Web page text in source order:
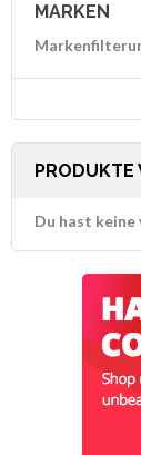
MARKEN
PRODUKTE
Du hast keine